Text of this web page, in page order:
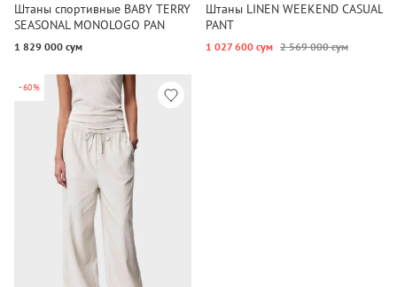
Штаны спортивные BABY TERRY
SEASONAL MONOLOGO PAN
1 829 000 сум
Штаны LINEN WEEKEND CASUAL
PANT
1 027 600 сум 2 569 000 сум
-60%